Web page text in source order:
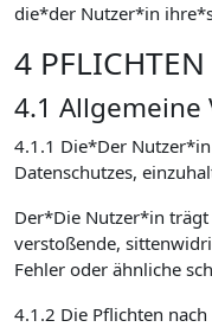
die*der Nutzer*in
4
4.1
4.1.1 Die*Der
Datenschutzes,
Der*Die Nutzer*in
verstoßende,
Fehler oder ähnliche
4.1.2 Die Pflichten